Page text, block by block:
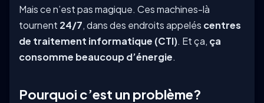
Mais ce n’est pas magique. Ces machines-là
tournent 24/7, dans des endroits appelés centres
de traitement informatique (CTI). Et ça, ça
consomme beaucoup d’énergie.
Pourquoi c’est un problème?